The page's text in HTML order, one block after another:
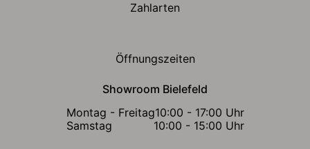
Zahlarten
Öffnungszeiten
Showroom Bielefeld
Montag - Freitag10:00 - 17:00 Uhr
Samstag
10:00 - 15:00 Uhr